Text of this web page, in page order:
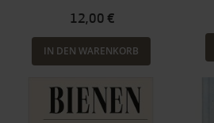
12,00 €
IN DEN WARENKORB